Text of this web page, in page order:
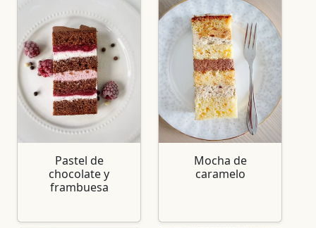
Pastel de
chocolate y
frambuesa
Mocha de
caramelo